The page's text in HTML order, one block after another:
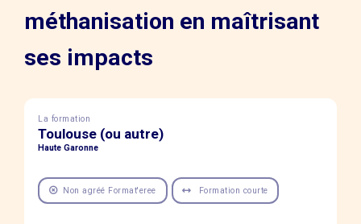
méthanisation en maîtrisant
ses impacts
La formation
Toulouse (ou autre)
Haute Garonne
Non agréé Format'eree Formation courte